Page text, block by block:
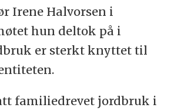
Irene Halvorsen i
hun deltok på i
er sterkt knyttet til
familiedrevet jordbruk i